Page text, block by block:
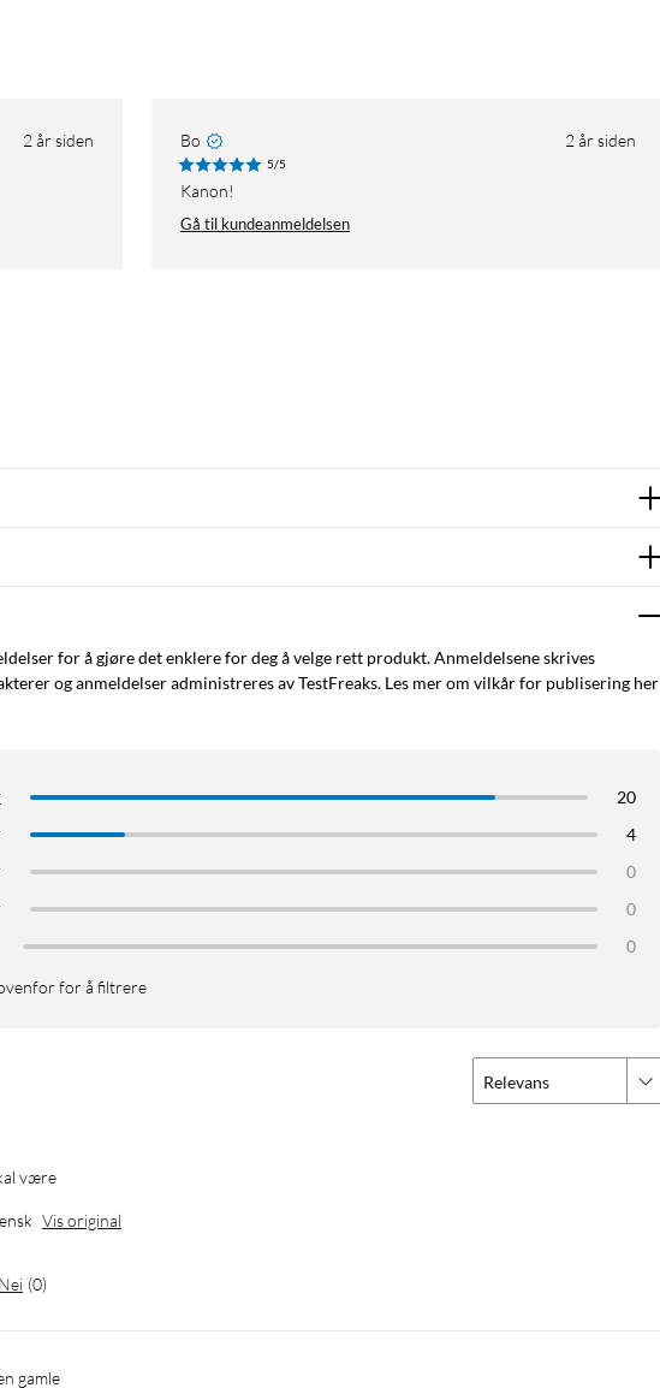
2 år siden Bo 2 år siden
5/5
Kanon!
Gå til kundeanmeldelsen
for å gjøre det enklere for deg å velge rett produkt. Anmeldelsene skrives
og anmeldelser administreres av TestFreaks. Les mer om vilkår for publisering her
20
4
0
0
0
for å filtrere
Relevans
være
Vis original
Nei (0)
gamle